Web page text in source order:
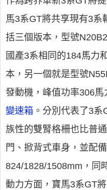
馬3系GT將共享現有3系
括三個版本，型號
國產3系相同的184馬力
本，另一個就是型號
發動機，峰值功率306馬
變速箱 。分別代表了3
族性的雙腎格柵也比普
門、掀背式車身，並配
824/1828/1508mm，同
動力方面，寶馬3系GT